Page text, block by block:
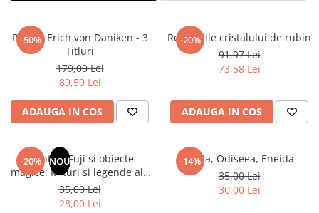
Chiromantie
Dezvoltare Spirituala
KidConnection
Minte Corp
New Illuminati Files
Numerologie
Paranormal
Parapsihologie
-50%
Pachet Erich von Daniken - 3
Titluri
179,00 Lei
89,50 Lei
ADAUGA IN COS
-20%
Revelatiile cristalului de rubin
91,97 Lei
73,58 Lei
ADAUGA IN COS
-20% NOU
Muntele Fuji si obiecte
magice. Mituri si legende ale
Japoniei
35,00 Lei
28,00 Lei
-14%
Iliada, Odiseea, Eneida
35,00 Lei
30,00 Lei